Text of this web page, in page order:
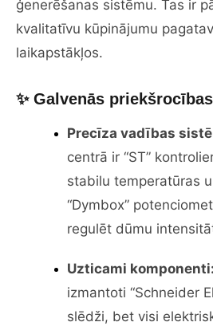
ģenerēšanas sistēmu. Tas ir
kvalitatīvu kūpinājumu
laikapstākļos.
✨ Galvenās priekšrocības
Precīza vadības
centrā ir “ST”
stabilu temperatūras
“Dymbox”
regulēt dūmu
Uzticami komponenti:
izmantoti “Schneider
slēdži, bet visi